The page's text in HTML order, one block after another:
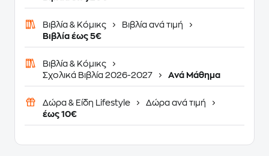
Βιβλία & Κόμικς
Βιβλία ανά τιμή
Βιβλία έως 5€
Βιβλία & Κόμικς
Σχολικά Βιβλία 2026-2027
Ανά Μάθημα
Δώρα & Είδη Lifestyle
Δώρα ανά τιμή
έως 10€